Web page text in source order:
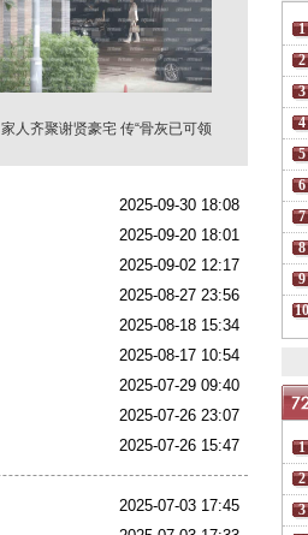
家人齐聚谢贤豪宅 传“骨灰已可领
2025-09-30 18:08
2025-09-20 18:01
2025-09-02 12:17
2025-08-27 23:56
2025-08-18 15:34
2025-08-17 10:54
2025-07-29 09:40
2025-07-26 23:07
2025-07-26 15:47
2025-07-03 17:45